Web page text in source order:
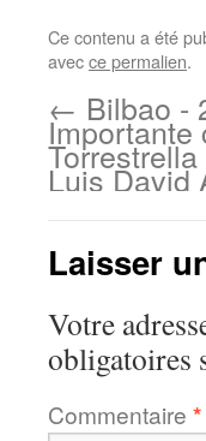
Ce contenu a été
avecce permalien.
← Bilbao -
Importante
Luis David
Laisser
Votre
obligatoires
Commentaire *